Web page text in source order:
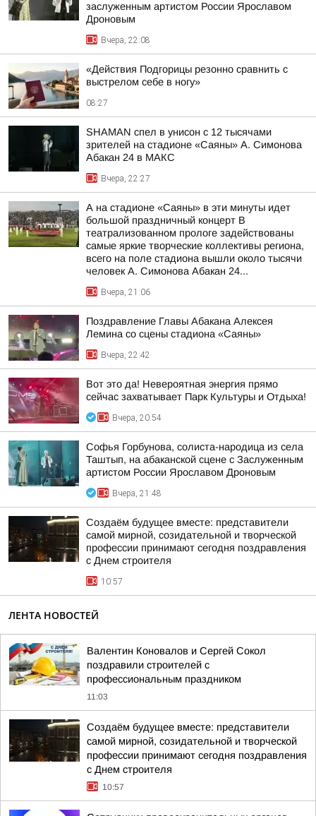
заслуженным артистом России Ярославом
Дроновым
Вчера, 22:08
«Действия Подгорицы резонно сравнить с
выстрелом себе в ногу»
08:27
SHAMAN спел в унисон с 12 тысячами
зрителей на стадионе «Саяны» А. Симонова
Абакан 24 в МАКС
Вчера, 22:27
А на стадионе «Саяны» в эти минуты идет
большой праздничный концерт В
театрализованном прологе задействованы
самые яркие творческие коллективы региона,
всего на поле стадиона вышли около тысячи
человек А. Симонова Абакан 24...
Вчера, 21:06
Поздравление Главы Абакана Алексея
Лемина со сцены стадиона «Саяны»
Вчера, 22:42
Вот это да! Невероятная энергия прямо
сейчас захватывает Парк Культуры и Отдыха!
Вчера, 20:54
Софья Горбунова, солиста-народица из села
Таштып, на абаканской сцене с Заслуженным
артистом России Ярославом Дроновым
Вчера, 21:48
Создаём будущее вместе: представители
самой мирной, созидательной и творческой
профессии принимают сегодня поздравления
с Днем строителя
10:57
ЛЕНТА НОВОСТЕЙ
Валентин Коновалов и Сергей Сокол
поздравили строителей с
профессиональным праздником
11:03
Создаём будущее вместе: представители
самой мирной, созидательной и творческой
профессии принимают сегодня поздравления
с Днем строителя
10:57